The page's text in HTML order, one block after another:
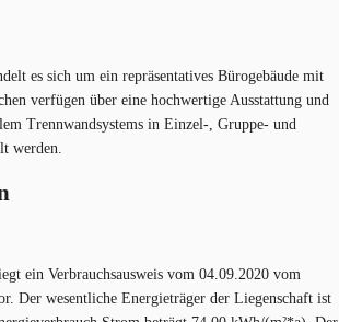
es sich um ein repräsentatives Bürogebäude mit
verfügen über eine hochwertige Ausstattung und
Trennwandsystems in Einzel-, Gruppe- und
werden.
ein Verbrauchsausweis vom 04.09.2020 vom
Der wesentliche Energieträger der Liegenschaft ist